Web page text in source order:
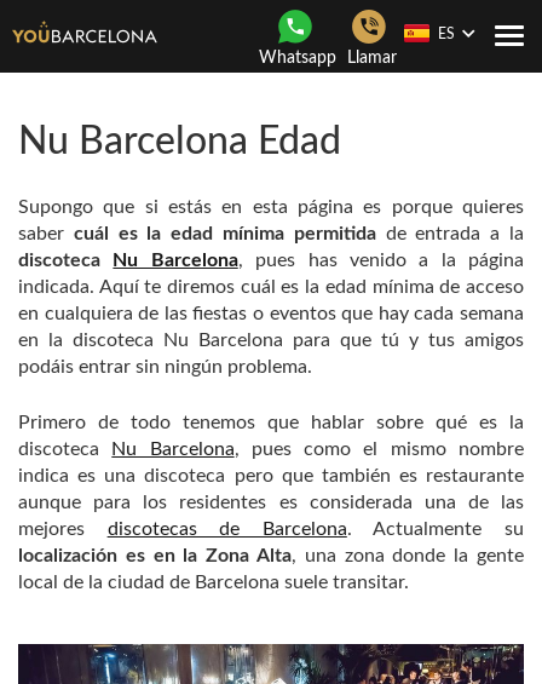
Whatsapp Llamar
ES
Nu Barcelona Edad
Supongo que si estás en esta página es porque quieres
saber cuál es la edad mínima permitidade entrada a la
discoteca
Nu Barcelona, pues has venido a la página
indicada. Aquí te diremos cuál es la edad mínima de acceso
en cualquiera de las fiestas o eventos que hay cada semana
en la discoteca Nu Barcelona para que tú y tus amigos
podáis entrar sin ningún problema.
Primero de todo tenemos que hablar sobre qué es la
discoteca
Nu Barcelona, pues como el mismo nombre
indica es una discoteca pero que también es restaurante
aunque para los residentes es considerada una de las
mejores discotecas de Barcelona. Actualmente su
localización es en la Zona Alta, una zona donde la gente
local de la ciudad de Barcelona suele transitar.